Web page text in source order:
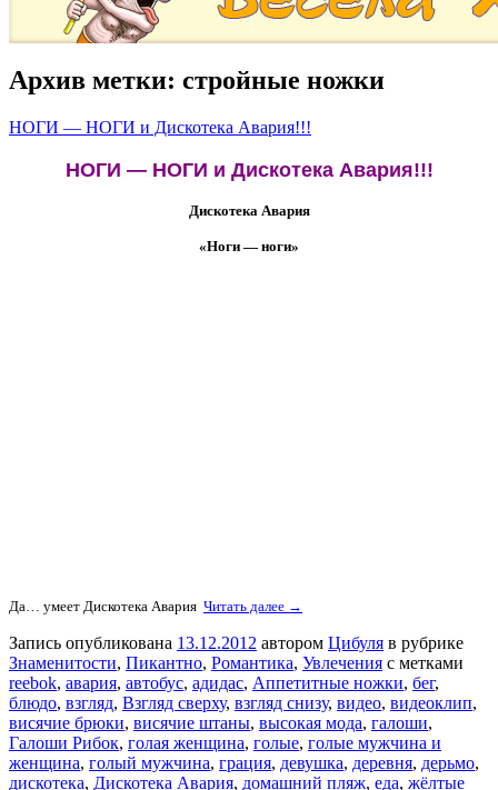
Архив метки: стройные ножки
НОГИ — НОГИ и Дискотека Авария!!!
НОГИ — НОГИ и Дискотека Авария!!!
Дискотека Авария
«Ноги — ноги»
Да… умеет Дискотека Авария Читать далее →
Запись опубликована 13.12.2012 автором Цибуля в рубрике
Знаменитости, Пикантно, Романтика, Увлечения с метками
reebok, авария, автобус, адидас, Аппетитные ножки, бег,
блюдо, взгляд, Взгляд сверху, взгляд снизу, видео, видеоклип,
висячие брюки, висячие штаны, высокая мода, галоши,
Галоши Рибок, голая женщина, голые, голые мужчина и
женщина, голый мужчина, грация, девушка, деревня, дерьмо,
дискотека, Дискотека Авария, домашний пляж, еда, жёлтые